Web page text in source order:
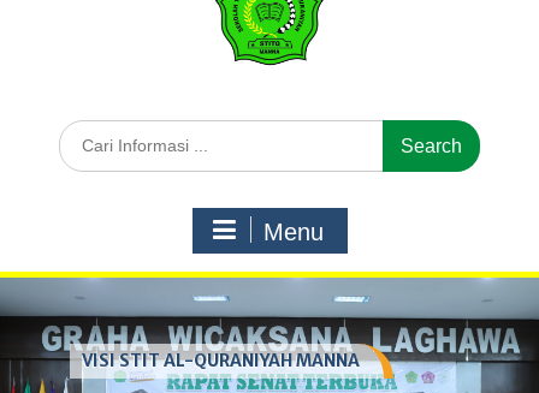
Search
for:
Menu
VISI STIT AL-QURANIYAH MANNA